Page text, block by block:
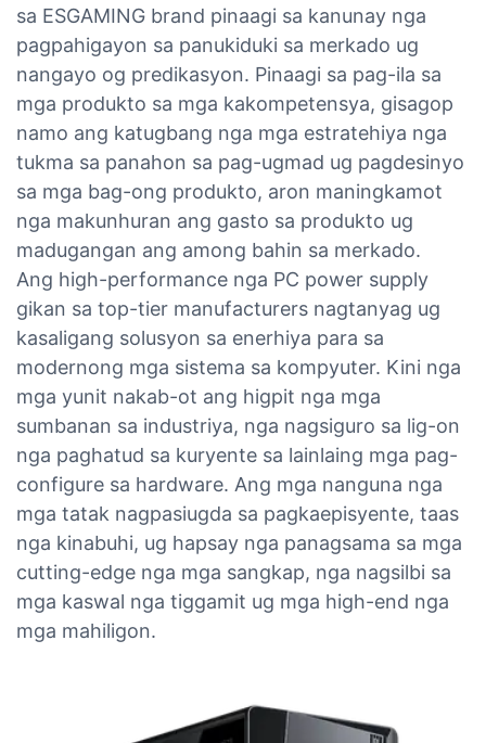
sa ESGAMING brand pinaagi sa kanunay nga
pagpahigayon sa panukiduki sa merkado ug
nangayo og predikasyon. Pinaagi sa pag-ila sa
mga produkto sa mga kakompetensya, gisagop
namo ang katugbang nga mga estratehiya nga
tukma sa panahon sa pag-ugmad ug pagdesinyo
sa mga bag-ong produkto, aron maningkamot
nga makunhuran ang gasto sa produkto ug
madugangan ang among bahin sa merkado.
Ang high-performance nga PC power supply
gikan sa top-tier manufacturers nagtanyag ug
kasaligang solusyon sa enerhiya para sa
modernong mga sistema sa kompyuter. Kini nga
mga yunit nakab-ot ang higpit nga mga
sumbanan sa industriya, nga nagsiguro sa lig-on
nga paghatud sa kuryente sa lainlaing mga pag-
configure sa hardware. Ang mga nanguna nga
mga tatak nagpasiugda sa pagkaepisyente, taas
nga kinabuhi, ug hapsay nga panagsama sa mga
cutting-edge nga mga sangkap, nga nagsilbi sa
mga kaswal nga tiggamit ug mga high-end nga
mga mahiligon.